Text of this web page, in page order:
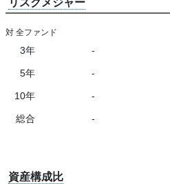
対 全ファンド
3年 -
5年 -
10年 -
総合 -
資産構成比